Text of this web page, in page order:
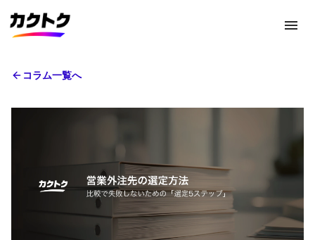
menu
コラム一覧へ